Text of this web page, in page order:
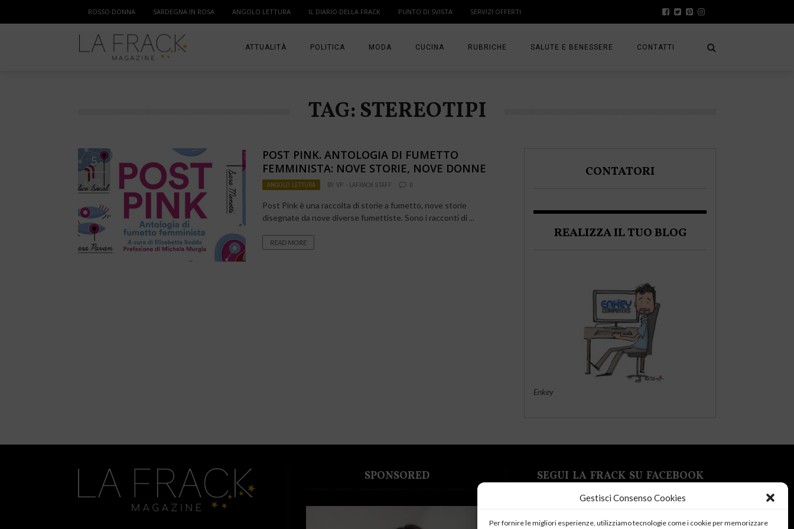
Gestisci Consenso Cookies
Per fornire le migliori esperienze, utilizziamo tecnologie come i cookie per memorizzare
ROSSO DONNA SARDEGNA IN ROSA ANGOLO LETTURA IL DIARIO DELLA FRACK PUNTO DI SVISTA SERVIZI OFFERTI
ATTUALITÀ POLITICA MODA CUCINA RUBRICHE
ANGOLO LETTURA
PUNTO DI SVISTA
SALUTE E BENESSERE CONTATTI
TAG: STEREOTIPI
5
LUG
POST PINK. ANTOLOGIA DI FUMETTO
FEMMINISTA: NOVE STORIE, NOVE DONNE
ANGOLO LETTURA BYVP - LAFRACK STAFF 0
Post Pink è una raccolta di storie a fumetto, nove storie
disegnate da nove diverse fumettiste. Sono i racconti di ...
READ MORE
CONTATORI
REALIZZA IL TUO BLOG
Enkey
SPONSORED SEGUI LA FRACK SU FACEBOOK